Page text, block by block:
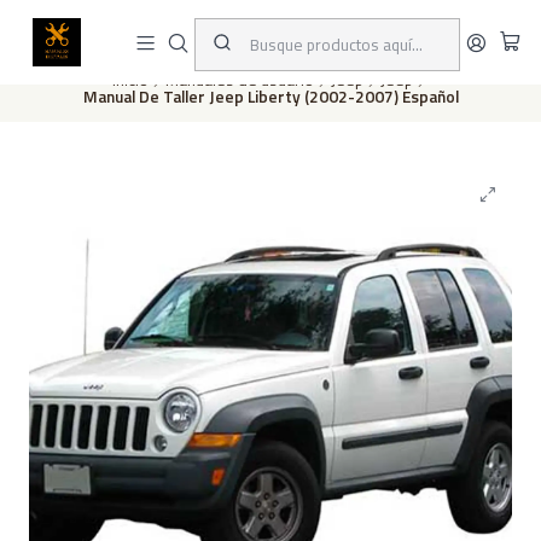
Este es el texto del slide
Inicio Manuales de usuario Jeep Jeep
Manual De Taller Jeep Liberty (2002-2007) Español